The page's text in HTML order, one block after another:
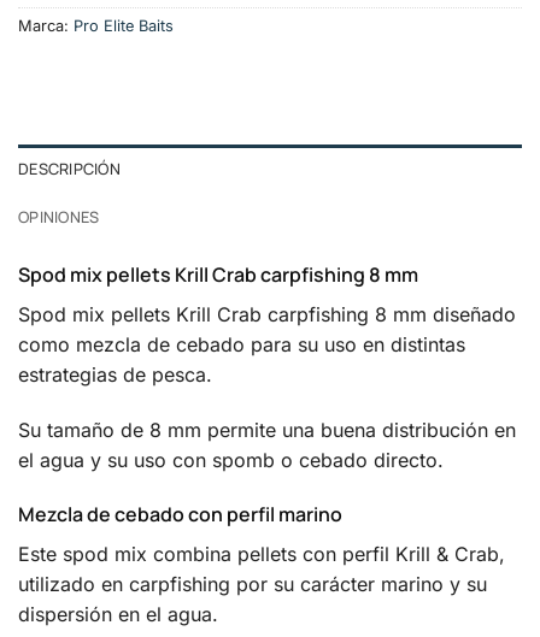
Marca: Pro Elite Baits
DESCRIPCIÓN
OPINIONES
Spod mix pellets Krill Crab carpfishing 8 mm
Spod mix pellets Krill Crab carpfishing 8 mm diseñado
como mezcla de cebado para su uso en distintas
estrategias de pesca.
Su tamaño de 8 mm permite una buena distribución en
el agua y su uso con spomb o cebado directo.
Mezcla de cebado con perfil marino
Este spod mix combina pellets con perfil Krill & Crab,
utilizado en carpfishing por su carácter marino y su
dispersión en el agua.